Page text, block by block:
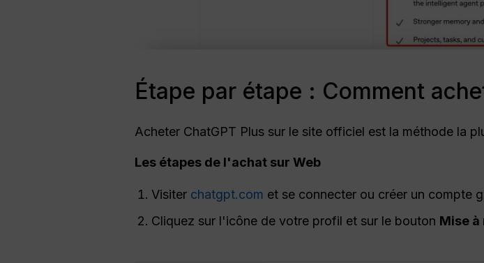
Étape par étape : Comment
Acheter ChatGPT Plus sur le site officiel est la méthode la
Les étapes de l'achat sur Web
Visiter chatgpt.com et se connecter ou créer un compte
Cliquez sur l'icône de votre profil et sur le bouton Mise à